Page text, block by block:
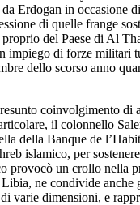
Erdogan in
di quelle frange
del Paese di Al
impiego di forze
dello scorso anno
coinvolgimento
il colonnello
della Banque de
islamico, per
provocò un crollo
ne condivide
dimensioni, e